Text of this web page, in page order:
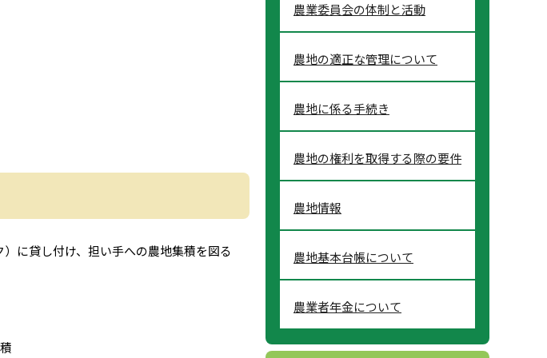
に貸し付け、担い手への農地集積を図る
農業委員会の体制と活動
農地の適正な管理について
農地に係る手続き
農地の権利を取得する際の要件
農地情報
農地基本台帳について
農業者年金について